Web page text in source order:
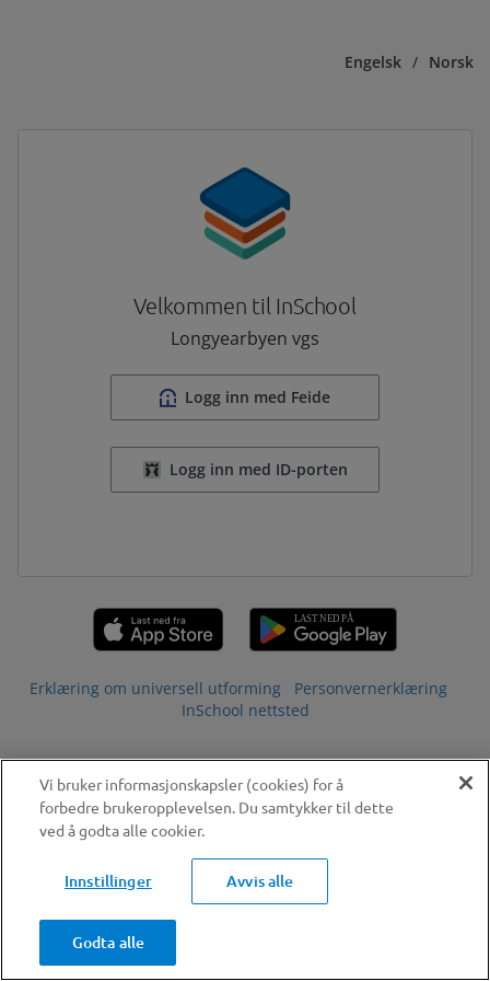
Engelsk / Norsk
Velkommen til InSchool
Longyearbyen vgs
Logg inn med Feide
Logg inn med ID-porten
Erklæring om universell utforming
Personvernerklæring
InSchool nettsted
Vi bruker informasjonskapsler (cookies) for å
forbedre brukeropplevelsen. Du samtykker til dette
ved å godta alle cookier.
Innstillinger Avvis alle
Godta alle